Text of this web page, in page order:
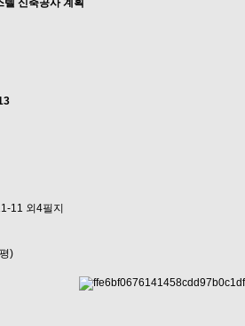
텔 신축공사 계획
11 외4필지
)